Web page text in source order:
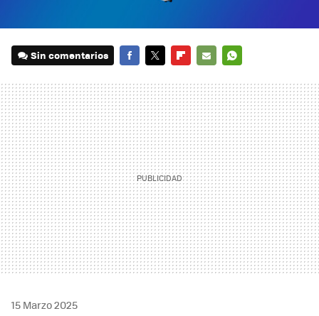
Sin comentarios
MAIL
15 Marzo 2025